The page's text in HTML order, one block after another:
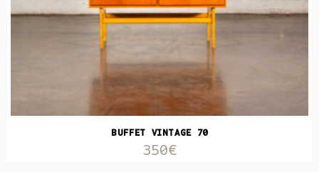
BUFFET VINTAGE 70
350€